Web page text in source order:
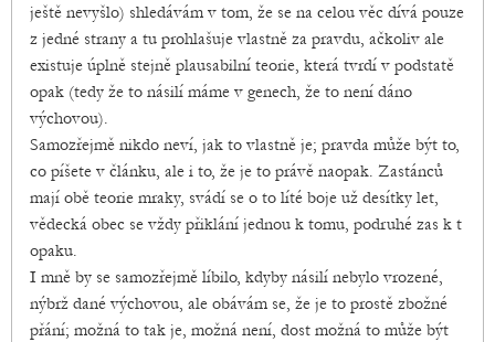
ještě nevyšlo) shledávám v tom, že se na celou věc dívá pouze
z jedné strany a tu prohlašuje vlastně za pravdu, ačkoliv ale
existuje úplně stejně plausabilní teorie, která tvrdí v podstatě
opak (tedy že to násilí máme v genech, že to není dáno
výchovou).
Samozřejmě nikdo neví, jak to vlastně je; pravda může být to,
co píšete v článku, ale i to, že je to právě naopak. Zastánců
mají obě teorie mraky, svádí se o to líté boje už desítky let,
vědecká obec se vždy přiklání jednou k tomu, podruhé zas k t
opaku.
I mně by se samozřejmě líbilo, kdyby násilí nebylo vrozené,
nýbrž dané výchovou, ale obávám se, že je to prostě zbožné
přání; možná to tak je, možná není, dost možná to může být